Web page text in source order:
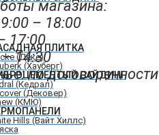
ПЛИТКА
(Дёке)
(Хауберг)
САЙДИНГ
(Кедрал)
(Дековер)
(КМЮ)
Hills (Вайт Хиллс)
магазина:
– 18:00
17:00
14:30
по договоренности